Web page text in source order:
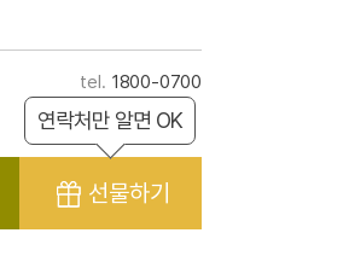
1800-0700
선물하기
연락처만 알면 OK